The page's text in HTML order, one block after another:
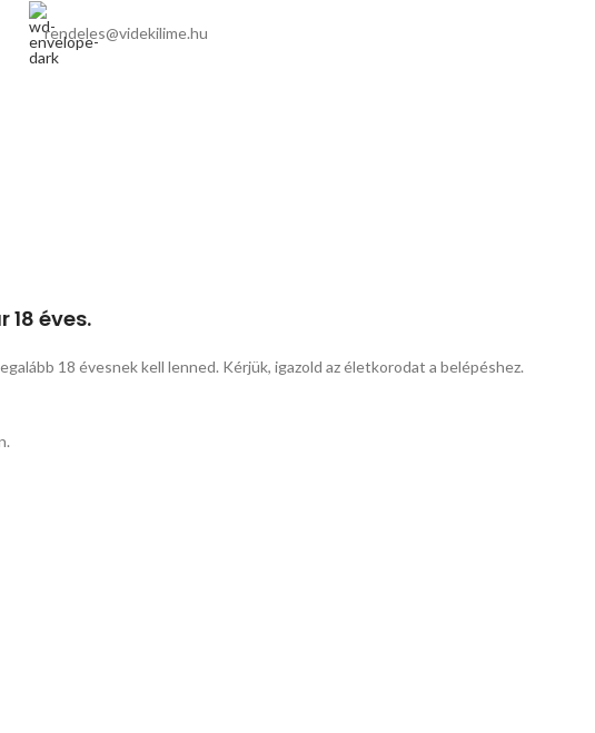
rendeles@videkilime.hu
éves.
18 évesnek kell lenned. Kérjük, igazold az életkorodat a belépéshez.